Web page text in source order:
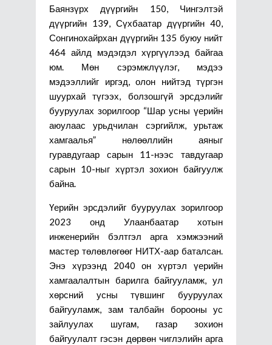
Баянзүрх дүүргийн 150, Чингэлтэй
дүүргийн 139, Сүхбаатар дүүргийн 40,
Сонгинохайрхан дүүргийн 135 буюу нийт
464 айлд мэдэгдэл хүргүүлээд байгаа
юм. Мөн сэрэмжлүүлэг, мэдээ
мэдээллийг иргэд, олон нийтэд түргэн
шуурхай түгээх, болзошгүй эрсдэлийг
бууруулах зорилгоор “Шар усны үерийн
аюулаас урьдчилан сэргийлж, урьтаж
хамгаалья” нөлөөллийн аяныг
гуравдугаар сарын 11-нээс тавдугаар
сарын 10-ныг хүртэл зохион байгуулж
байна.
Үерийн эрсдэлийг бууруулах зорилгоор
2023 онд Улаанбаатар хотын
инженерийн бэлтгэл арга хэмжээний
мастер төлөвлөгөөг НИТХ-аар баталсан.
Энэ хүрээнд 2040 он хүртэл үерийн
хамгаалалтын барилга байгууламж, ул
хөрсний усны түвшинг бууруулах
байгууламж, зам талбайн борооны ус
зайлуулах шугам, газар зохион
байгуулалт гэсэн дөрвөн чиглэлийн арга